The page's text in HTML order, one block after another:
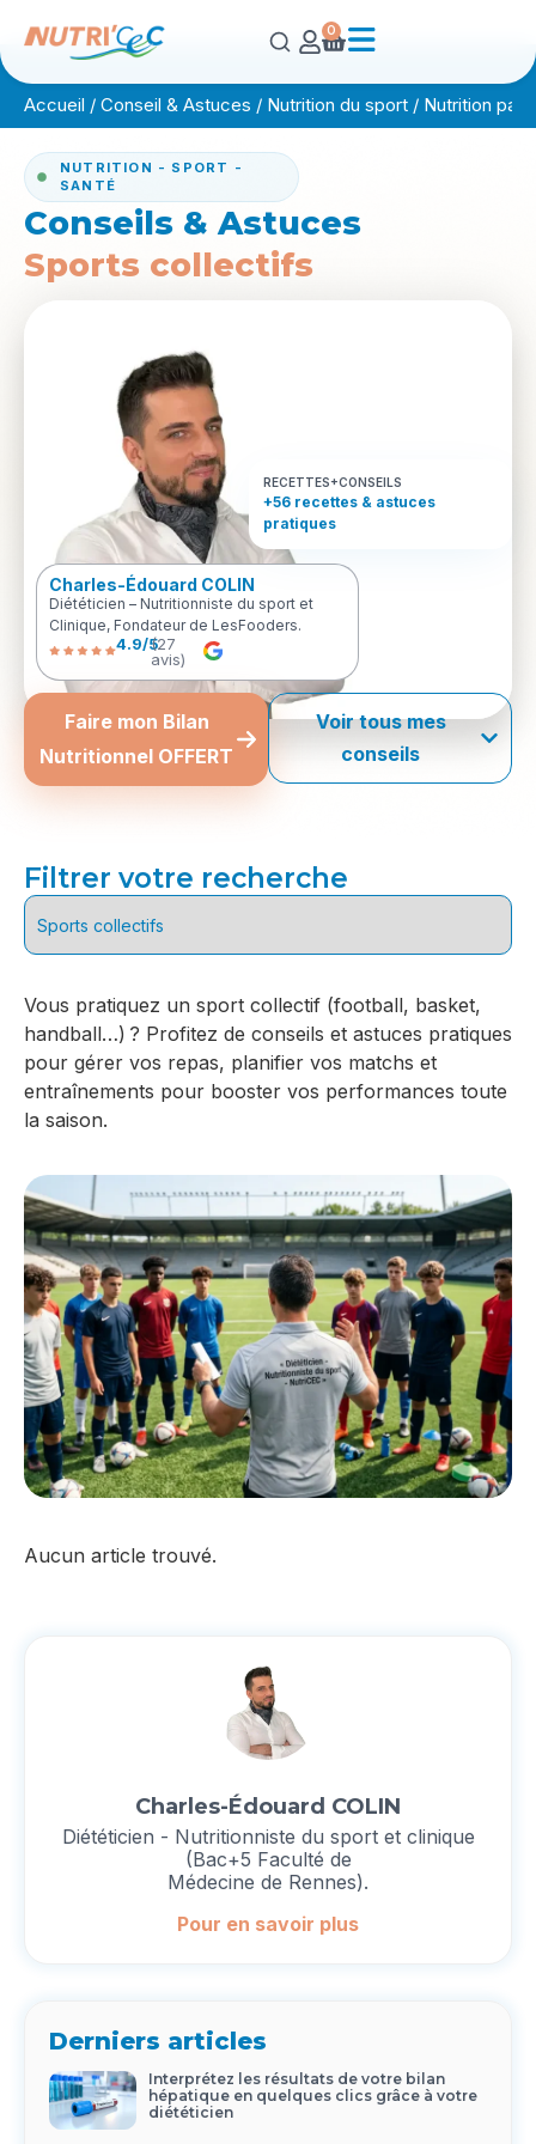
0
Accueil / Conseil & Astuces / Nutrition du sport / Nutrition par
NUTRITION - SPORT -
SANTÉ
Conseils & Astuces
Sports collectifs
RECETTES+CONSEILS
+56 recettes & astuces
pratiques
Charles-Édouard COLIN
Diététicien – Nutritionniste du sport et
Clinique, Fondateur de LesFooders.
4.9/5(27
avis)
Faire mon Bilan
Nutritionnel OFFERT
Voir tous mes
conseils
Filtrer votre recherche
Vous pratiquez un sport collectif (football, basket,
handball…) ? Profitez de conseils et astuces pratiques
pour gérer vos repas, planifier vos matchs et
entraînements pour booster vos performances toute
la saison.
Aucun article trouvé.
Charles-Édouard COLIN
Diététicien - Nutritionniste du sport et clinique
(Bac+5 Faculté de
Médecine de Rennes).
Pour en savoir plus
Derniers articles
Interprétez les résultats de votre bilan
hépatique en quelques clics grâce à votre
diététicien